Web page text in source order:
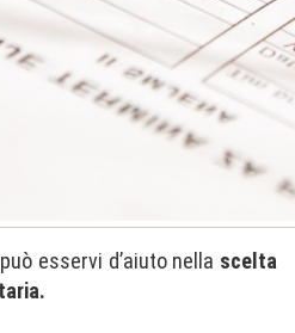
esservi d’aiuto nella scelta